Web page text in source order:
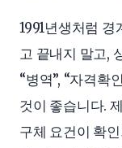
1991년생처럼
고 끝내지 말고,
“병역”, “자격확
것이 좋습니다.
구체 요건이 확